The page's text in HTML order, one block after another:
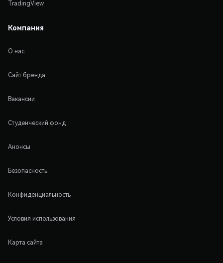
TradingView
Компания
О нас
Сайт бренда
Вакансии
Студенческий фонд
Анонсы
Безопасность
Конфиденциальность
Условия использования
Карта сайта